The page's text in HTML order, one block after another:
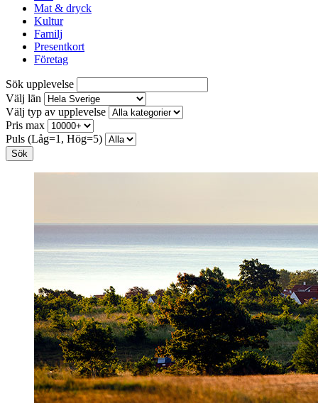
Mat & dryck
Kultur
Familj
Presentkort
Företag
Sök upplevelse
Välj län
Välj typ av upplevelse
Pris max
Puls (Låg=1, Hög=5)